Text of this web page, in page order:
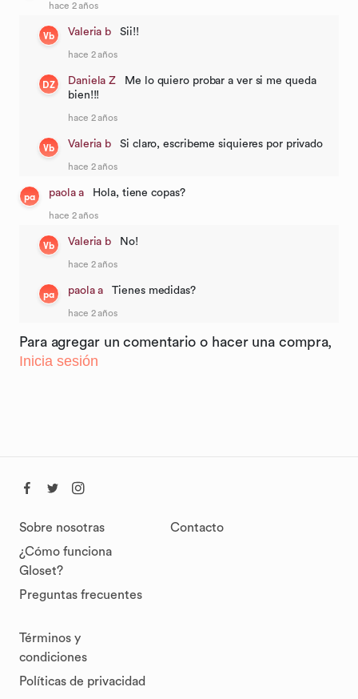
hace 2 años
Vb Valeria b Sii!!
hace 2 años
DZ Daniela Z
Me lo quiero probar a ver si me queda
bien!!!
hace 2 años
Vb Valeria b Si claro, escribeme siquieres por privado
hace 2 años
pa paola a Hola, tiene copas?
hace 2 años
Vb Valeria b No!
hace 2 años
pa paola a Tienes medidas?
hace 2 años
Para agregar un comentario o hacer una compra,
Inicia sesión
Sobre nosotras
¿Cómo funciona
Gloset?
Preguntas frecuentes
Contacto
Términos y
condiciones
Políticas de privacidad